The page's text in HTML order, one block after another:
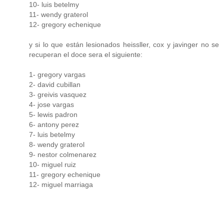
10- luis betelmy
11- wendy graterol
12- gregory echenique
y si lo que están lesionados heissller, cox y javinger no se
recuperan el doce sera el siguiente:
1- gregory vargas
2- david cubillan
3- greivis vasquez
4- jose vargas
5- lewis padron
6- antony perez
7- luis betelmy
8- wendy graterol
9- nestor colmenarez
10- miguel ruiz
11- gregory echenique
12- miguel marriaga